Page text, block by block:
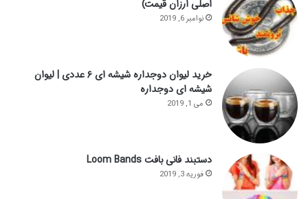
اصلی ارزان قیمت)
نوامبر 6, 2019
خرید لیوان دوجداره شیشه ای ۶ عددی | لیوان
شیشه ای دوجداره
می 1, 2019
دستبند فانی بافت Loom Bands
فوریه 3, 2019